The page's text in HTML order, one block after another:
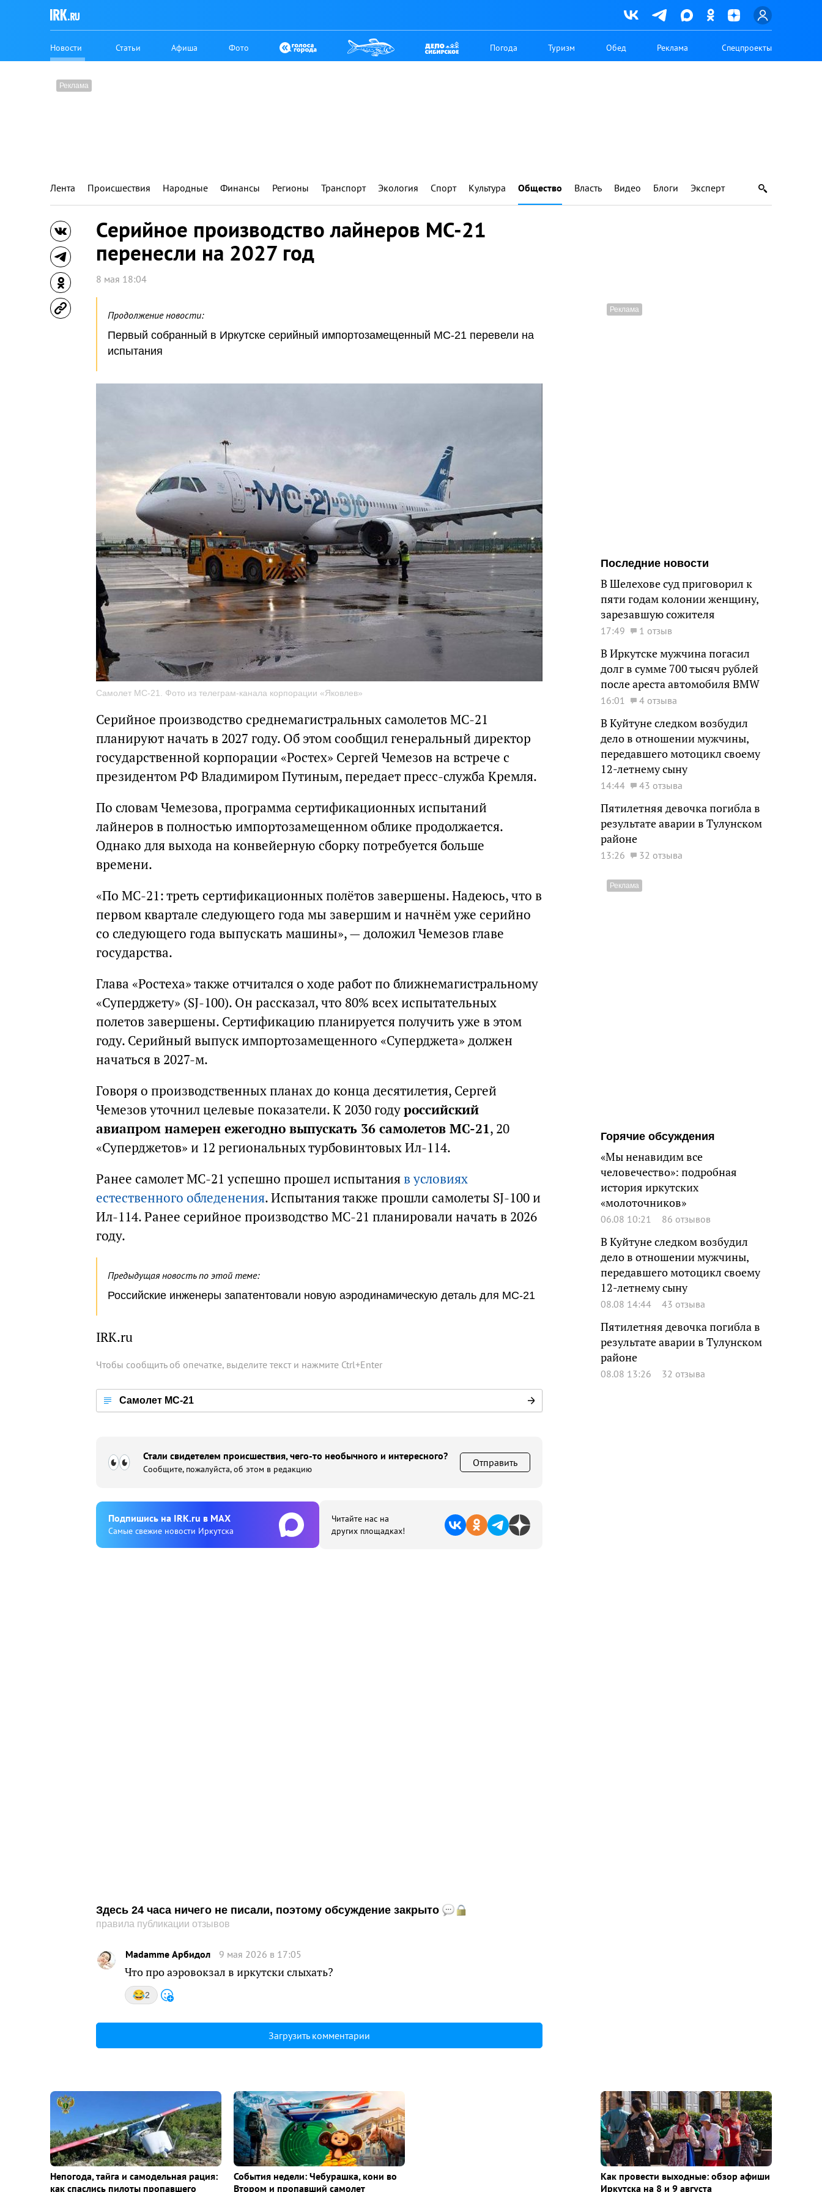
Новости Статьи Афиша Фото Погода Туризм Обед Реклама Спецпроекты
Лента Происшествия Народные Финансы Регионы Транспорт Экология Спорт Культура Общество Власть Видео Блоги Эксперт
Серийное производство лайнеров МС-21
перенесли на 2027 год
8 мая 18:04
Продолжение новости:
Первый собранный в Иркутске серийный импортозамещенный МС-21 перевели на
испытания
Самолет МС-21. Фото из телеграм-канала корпорации «Яковлев»
Серийное производство среднемагистральных самолетов МС-21
планируют начать в 2027 году. Об этом сообщил генеральный директор
государственной корпорации «Ростех» Сергей Чемезов на встрече с
президентом РФ Владимиром Путиным, передает пресс-служба Кремля.
По словам Чемезова, программа сертификационных испытаний
лайнеров в полностью импортозамещенном облике продолжается.
Однако для выхода на конвейерную сборку потребуется больше
времени.
«По МС-21: треть сертификационных полётов завершены. Надеюсь, что в
первом квартале следующего года мы завершим и начнём уже серийно
со следующего года выпускать машины», — доложил Чемезов главе
государства.
Глава «Ростеха» также отчитался о ходе работ по ближнемагистральному
«Суперджету» (SJ-100). Он рассказал, что 80% всех испытательных
полетов завершены. Сертификацию планируется получить уже в этом
году. Серийный выпуск импортозамещенного «Суперджета» должен
начаться в 2027-м.
Говоря о производственных планах до конца десятилетия, Сергей
Чемезов уточнил целевые показатели. К 2030 годуроссийский
авиапром намерен ежегодно выпускать 36 самолетов МС-21, 20
«Суперджетов» и 12 региональных турбовинтовых Ил-114.
Ранее самолет МС-21 успешно прошел испытанияв условиях
естественного обледенения. Испытания также прошли самолеты SJ-100 и
Ил-114. Ранее серийное производство МС-21 планировали начать в 2026
году.
Предыдущая новость по этой теме:
Российские инженеры запатентовали новую аэродинамическую деталь для МС-21
IRK.ru
Чтобы сообщить об опечатке, выделите текст и нажмите Ctrl+Enter
Самолет МС-21
Стали свидетелем происшествия, чего-то необычного и интересного?
Сообщите, пожалуйста, об этом в редакцию
Отправить
Подпишиcь на IRK.ru в MAX
Cамые свежие новости Иркутска
Читайте нас на
других площадках!
Здесь 24 часа ничего не писали, поэтому обсуждение закрыто
правила публикации отзывов
Madamme Арбидол 9 мая 2026 в 17:05
Что про аэровокзал в иркутски слыхать?
2
Загрузить комментарии
Последние новости
В Шелехове суд приговорил к
пяти годам колонии женщину,
зарезавшую сожителя
17:49 1 отзыв
В Иркутске мужчина погасил
долг в сумме 700 тысяч рублей
после ареста автомобиля BMW
16:01 4 отзыва
В Куйтуне следком возбудил
дело в отношении мужчины,
передавшего мотоцикл своему
12-летнему сыну
14:44 43 отзыва
Пятилетняя девочка погибла в
результате аварии в Тулунском
районе
13:26 32 отзыва
Горячие обсуждения
«Мы ненавидим все
человечество»: подробная
история иркутских
«молоточников»
06.08 10:21 86 отзывов
В Куйтуне следком возбудил
дело в отношении мужчины,
передавшего мотоцикл своему
12-летнему сыну
08.08 14:44 43 отзыва
Пятилетняя девочка погибла в
результате аварии в Тулунском
районе
08.08 13:26 32 отзыва
Непогода, тайга и самодельная рация:
как спаслись пилоты пропавшего
События недели: Чебурашка, кони во
Втором и пропавший самолет
Как провести выходные: обзор афиши
Иркутска на 8 и 9 августа